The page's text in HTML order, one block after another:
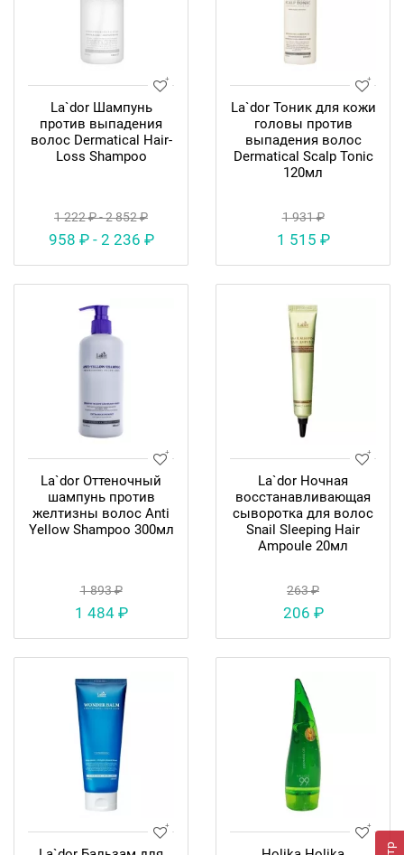
La`dor Шампунь
против выпадения
волос Dermatical Hair-
Loss Shampoo
1 222 ₽ - 2 852 ₽
958 ₽ - 2 236 ₽
La`dor Тоник для кожи
головы против
выпадения волос
Dermatical Scalp Tonic
120мл
1 931 ₽
1 515 ₽
La`dor Оттеночный
шампунь против
желтизны волос Anti
Yellow Shampoo 300мл
1 893 ₽
1 484 ₽
La`dor Ночная
восстанавливающая
сыворотка для волос
Snail Sleeping Hair
Ampoule 20мл
263 ₽
206 ₽